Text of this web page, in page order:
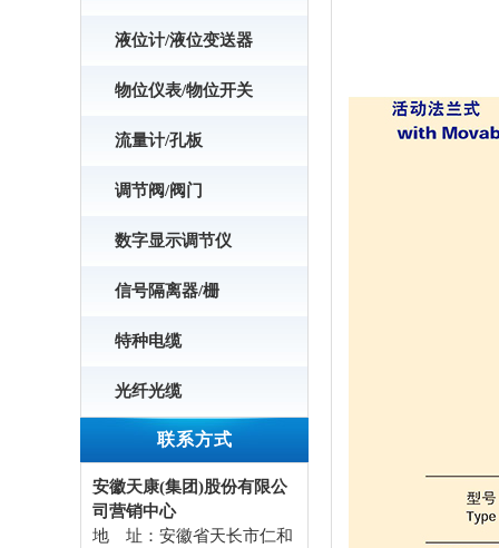
液位计/液位变送器
物位仪表/物位开关
流量计/孔板
调节阀/阀门
数字显示调节仪
信号隔离器/栅
特种电缆
光纤光缆
联系方式
安徽天康(集团)股份有限公
司营销中心
地 址：安徽省天长市仁和